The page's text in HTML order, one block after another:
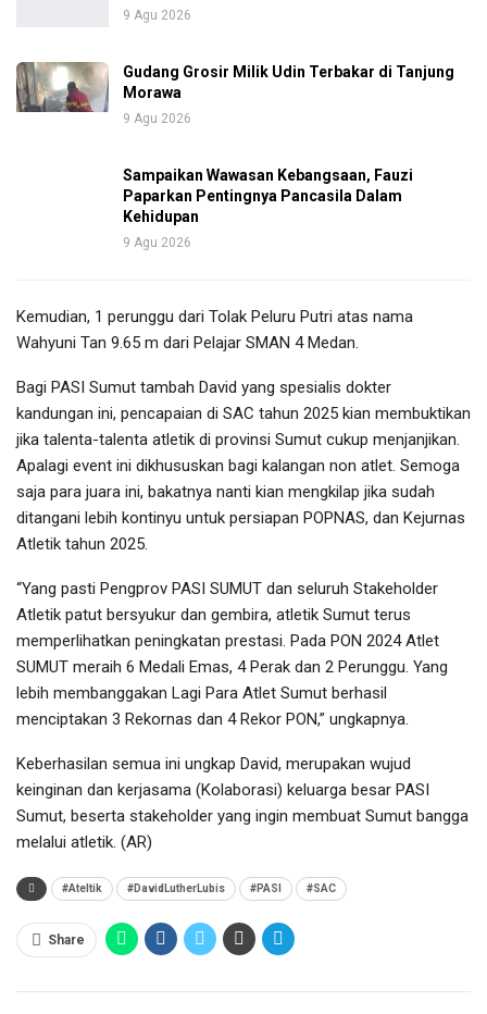
9 Agu 2026
Gudang Grosir Milik Udin Terbakar di Tanjung
Morawa
9 Agu 2026
Sampaikan Wawasan Kebangsaan, Fauzi
Paparkan Pentingnya Pancasila Dalam
Kehidupan
9 Agu 2026
Kemudian, 1 perunggu dari Tolak Peluru Putri atas nama
Wahyuni Tan 9.65 m dari Pelajar SMAN 4 Medan.
Bagi PASI Sumut tambah David yang spesialis dokter
kandungan ini, pencapaian di SAC tahun 2025 kian membuktikan
jika talenta-talenta atletik di provinsi Sumut cukup menjanjikan.
Apalagi event ini dikhususkan bagi kalangan non atlet. Semoga
saja para juara ini, bakatnya nanti kian mengkilap jika sudah
ditangani lebih kontinyu untuk persiapan POPNAS, dan Kejurnas
Atletik tahun 2025.
“Yang pasti Pengprov PASI SUMUT dan seluruh Stakeholder
Atletik patut bersyukur dan gembira, atletik Sumut terus
memperlihatkan peningkatan prestasi. Pada PON 2024 Atlet
SUMUT meraih 6 Medali Emas, 4 Perak dan 2 Perunggu. Yang
lebih membanggakan Lagi Para Atlet Sumut berhasil
menciptakan 3 Rekornas dan 4 Rekor PON,” ungkapnya.
Keberhasilan semua ini ungkap David, merupakan wujud
keinginan dan kerjasama (Kolaborasi) keluarga besar PASI
Sumut, beserta stakeholder yang ingin membuat Sumut bangga
melalui atletik. (AR)
#Ateltik #DavidLutherLubis #PASI #SAC
Share